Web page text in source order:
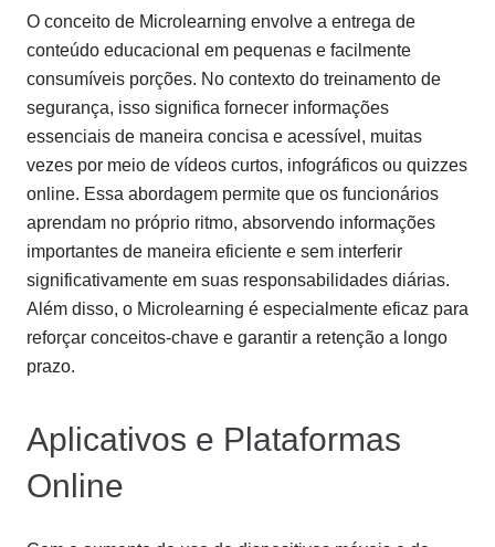
O conceito de Microlearning envolve a entrega de
conteúdo educacional em pequenas e facilmente
consumíveis porções. No contexto do treinamento de
segurança, isso significa fornecer informações
essenciais de maneira concisa e acessível, muitas
vezes por meio de vídeos curtos, infográficos ou quizzes
online. Essa abordagem permite que os funcionários
aprendam no próprio ritmo, absorvendo informações
importantes de maneira eficiente e sem interferir
significativamente em suas responsabilidades diárias.
Além disso, o Microlearning é especialmente eficaz para
reforçar conceitos-chave e garantir a retenção a longo
prazo.
Aplicativos e Plataformas
Online